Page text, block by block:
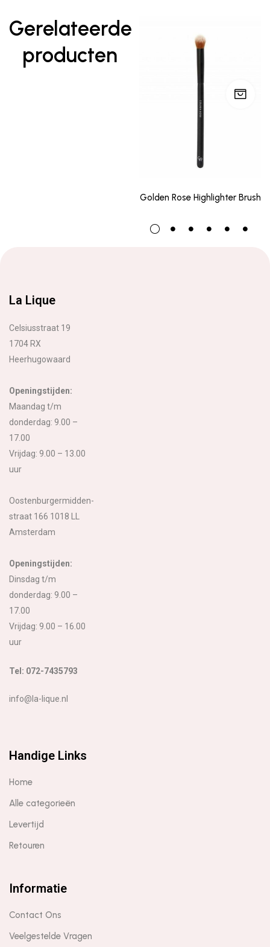
Gerelateerde
producten
Golden Rose Highlighter Brush
La Lique
Celsiusstraat 19
1704 RX
Heerhugowaard
Openingstijden:
Maandag t/m
donderdag: 9.00 –
17.00
Vrijdag: 9.00 – 13.00
uur
Oostenburgermidden-
straat 166 1018 LL
Amsterdam
Openingstijden:
Dinsdag t/m
donderdag: 9.00 –
17.00
Vrijdag: 9.00 – 16.00
uur
Tel: 072-7435793
info@la-lique.nl
Handige Links
Home
Alle categorieën
Levertijd
Retouren
Informatie
Contact Ons
Veelgestelde Vragen